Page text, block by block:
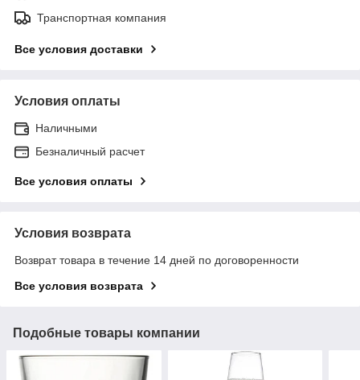
Транспортная компания
Все условия доставки
Условия оплаты
Наличными
Безналичный расчет
Все условия оплаты
Условия возврата
Возврат товара в течение 14 дней по договоренности
Все условия возврата
Подобные товары компании